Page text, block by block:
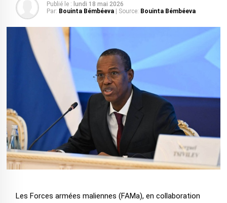
Publié le : lundi 18 mai 2026
Par: Bouinta Bémbéeva | Source: Bouinta Bémbéeva
Les Forces armées maliennes (FAMa), en collaboration